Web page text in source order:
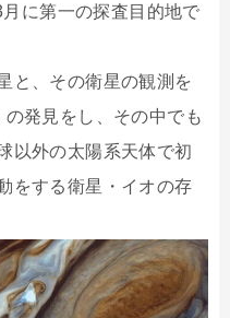
に第一の探査目的地で
と、その衛星の観測を
発見をし、その中でも
以外の太陽系天体で初
をする衛星・イオの存